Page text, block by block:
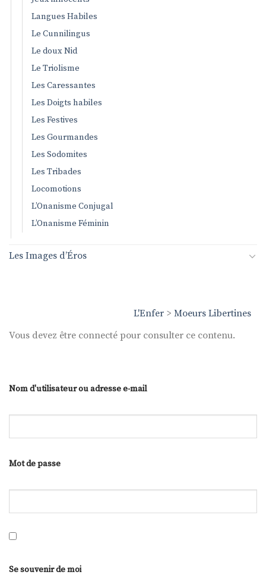
L'Enfer > Moeurs Libertines
Vous devez être connecté pour consulter ce contenu.
Nom d'utilisateur ou adresse e-mail
Mot de passe
Se souvenir de moi
Langues Habiles
Le Cunnilingus
Le doux Nid
Le Triolisme
Les Caressantes
Les Doigts habiles
Les Festives
Les Gourmandes
Les Sodomites
Les Tribades
Locomotions
L’Onanisme Conjugal
L’Onanisme Féminin
Les Images d’Éros